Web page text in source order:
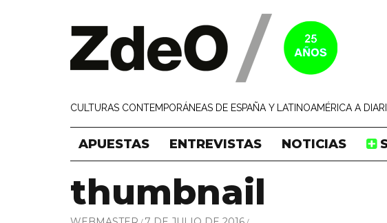
CULTURAS CONTEMPORÁNEAS DE ESPAÑA Y LATINOAMÉRICA A
APUESTAS ENTREVISTAS NOTICIAS
thumbnail